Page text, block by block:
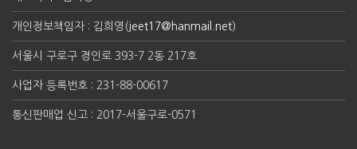
개인정보책임자 : 김희영( jeet17@hanmail.net)
서울시 구로구 경인로 393-7 2동 217호
사업자 등록번호 : 231-88-00617
통신판매업 신고 : 2017-서울구로-0571